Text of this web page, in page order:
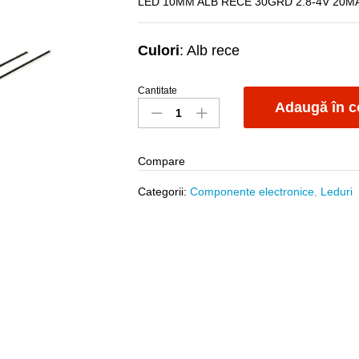
Culori: Alb rece
Led1030W6000KCT
14cd
alb
quantity
Cantitate
Adaugă în
Compare
Categorii:Componente electronice Leduri